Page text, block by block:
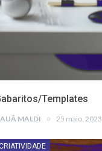
Templates
MALDI 25 maio, 2023